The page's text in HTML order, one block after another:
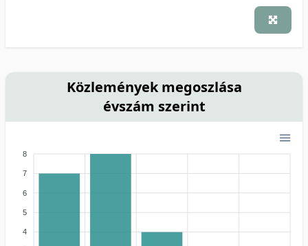
Közlemények megoszlása
évszám szerint
8
7
6
5
4